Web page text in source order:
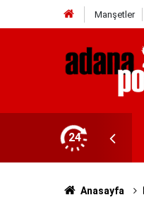
Manşetler
24
Anasayfa